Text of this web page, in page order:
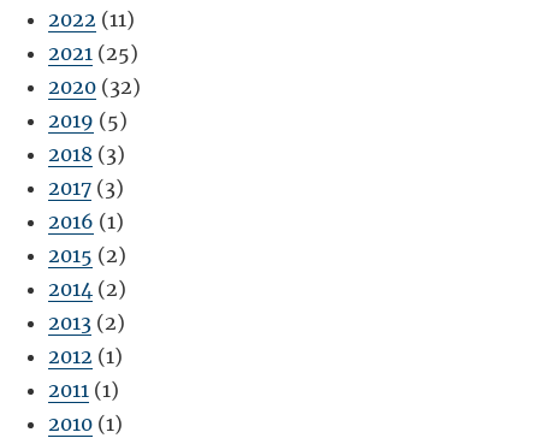
2022 (11)
2021 (25)
2020 (32)
2019 (5)
2018 (3)
2017 (3)
2016 (1)
2015 (2)
2014 (2)
2013 (2)
2012 (1)
2011 (1)
2010 (1)